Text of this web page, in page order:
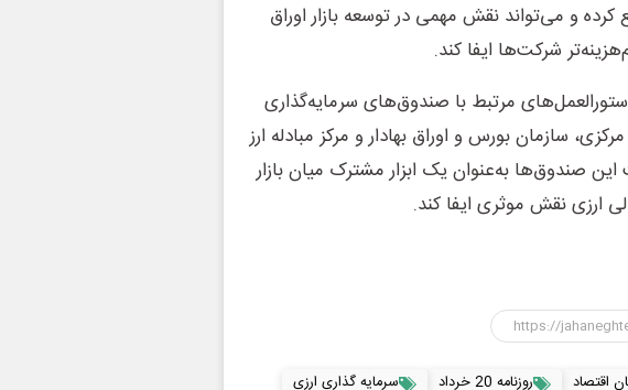
کرده و می‌تواند نقش مهمی در توسعه بازار اوراق
شرکت‌ها ایفا کند.
مرتبط با صندوق‌های سرمایه‌گذاری
سازمان بورس و اوراق بهادار و مرکز مبادله ارز
صندوق‌ها به‌عنوان یک ابزار مشترک میان بازار
ارزی نقش موثری ایفا کند.
اقتصاد روزنامه 20 خرداد
سرمایه گذاری ارزی